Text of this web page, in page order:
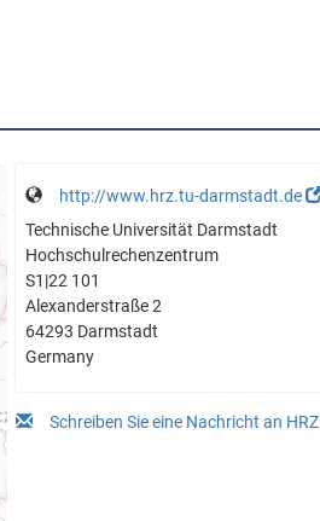
http://www.hrz.tu-darmstadt.de
Technische Universität Darmstadt
Hochschulrechenzentrum
S1|22 101
Alexanderstraße 2
64293 Darmstadt
Germany
Schreiben Sie eine Nachricht an HRZ